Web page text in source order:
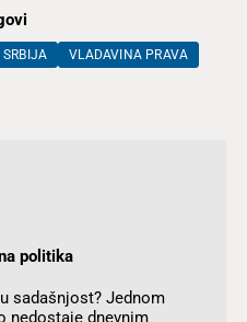
SRBIJA VLADAVINA PRAVA
politika
sadašnjost? Jednom
nedostaje dnevnim